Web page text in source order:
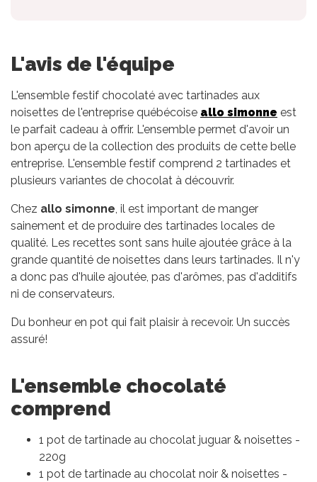
L'avis de l'équipe
L'ensemble festif chocolaté avec tartinades aux
noisettes de l'entreprise québécoise allo simonne est
le parfait cadeau à offrir. L'ensemble permet d'avoir un
bon aperçu de la collection des produits de cette belle
entreprise. L'ensemble festif comprend 2 tartinades et
plusieurs variantes de chocolat à découvrir.
Chez allo simonne, il est important de manger
sainement et de produire des tartinades locales de
qualité. Les recettes sont sans huile ajoutée grâce à la
grande quantité de noisettes dans leurs tartinades. Il n'y
a donc pas d'huile ajoutée, pas d'arômes, pas d'additifs
ni de conservateurs.
Du bonheur en pot qui fait plaisir à recevoir. Un succès
assuré!
L'ensemble chocolaté
comprend
1 pot de tartinade au chocolat juguar & noisettes -
220g
1 pot de tartinade au chocolat noir & noisettes -